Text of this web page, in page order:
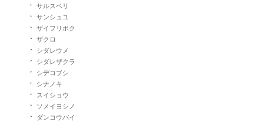
サルスベリ
サンシュユ
ザイフリボク
ザクロ
シダレウメ
シダレザクラ
シデコブシ
シナノキ
スイショウ
ソメイヨシノ
ダンコウバイ